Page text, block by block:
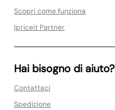
Scopri come funziona
Ipriceit Partner
Hai bisogno di aiuto?
Contattaci
Spedizione